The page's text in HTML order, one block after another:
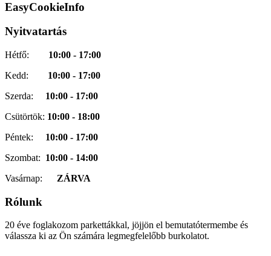
EasyCookieInfo
Nyitvatartás
Hétfő: 10:00 - 17:00
Kedd: 10:00 - 17:00
Szerda: 10:00 - 17:00
Csütörtök: 10:00 - 18:00
Péntek: 10:00 - 17:00
Szombat: 10:00 - 14:00
Vasárnap: ZÁRVA
Rólunk
20 éve foglakozom parkettákkal, jöjjön el bemutatótermembe és
válassza ki az Ön számára legmegfelelőbb burkolatot.